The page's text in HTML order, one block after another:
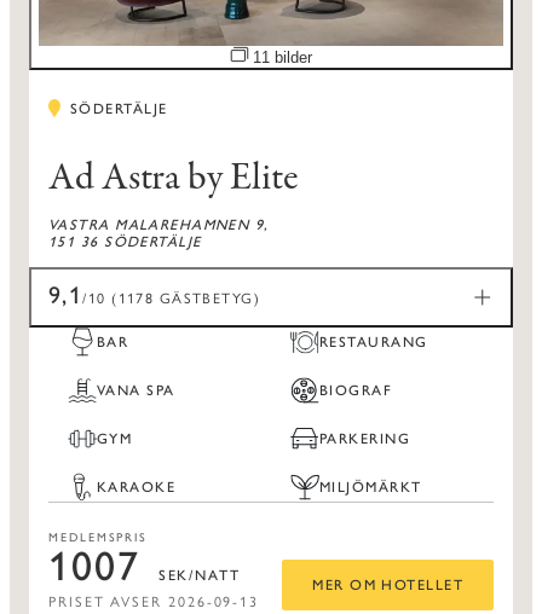
Öppna bildspel
11 bilder
SÖDERTÄLJE
Ad Astra by Elite
VASTRA MALAREHAMNEN 9,
151 36 SÖDERTÄLJE
9,1/10 (1178 GÄSTBETYG)
BAR RESTAURANG
VANA SPA BIOGRAF
GYM PARKERING
KARAOKE MILJÖMÄRKT
MEDLEMSPRIS
1007 SEK/NATT
PRISET AVSER 2026-09-13
MER OM HOTELLET